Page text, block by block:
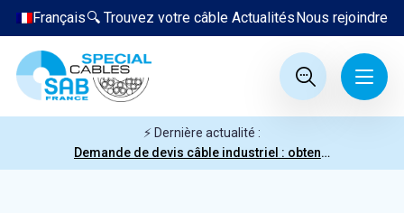
Nous rejoindre
Actualités
🔍 Trouvez votre câble
Français
⚡ Dernière actualité :
Demande de devis câble industriel : obtenez votre prix en quelques clics